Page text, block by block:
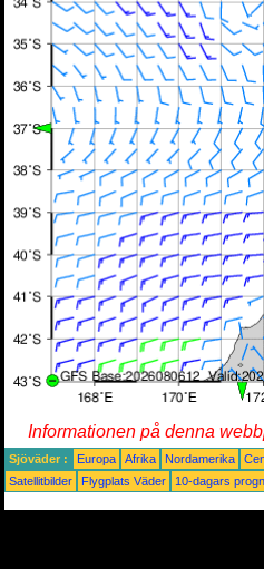
Informationen på denna
Sjöväder : Europa Afrika Nordamerika
Satellitbilder
Flygplats Väder 10-dagars